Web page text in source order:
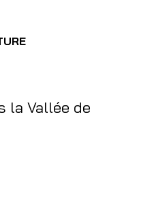
la Vallée de